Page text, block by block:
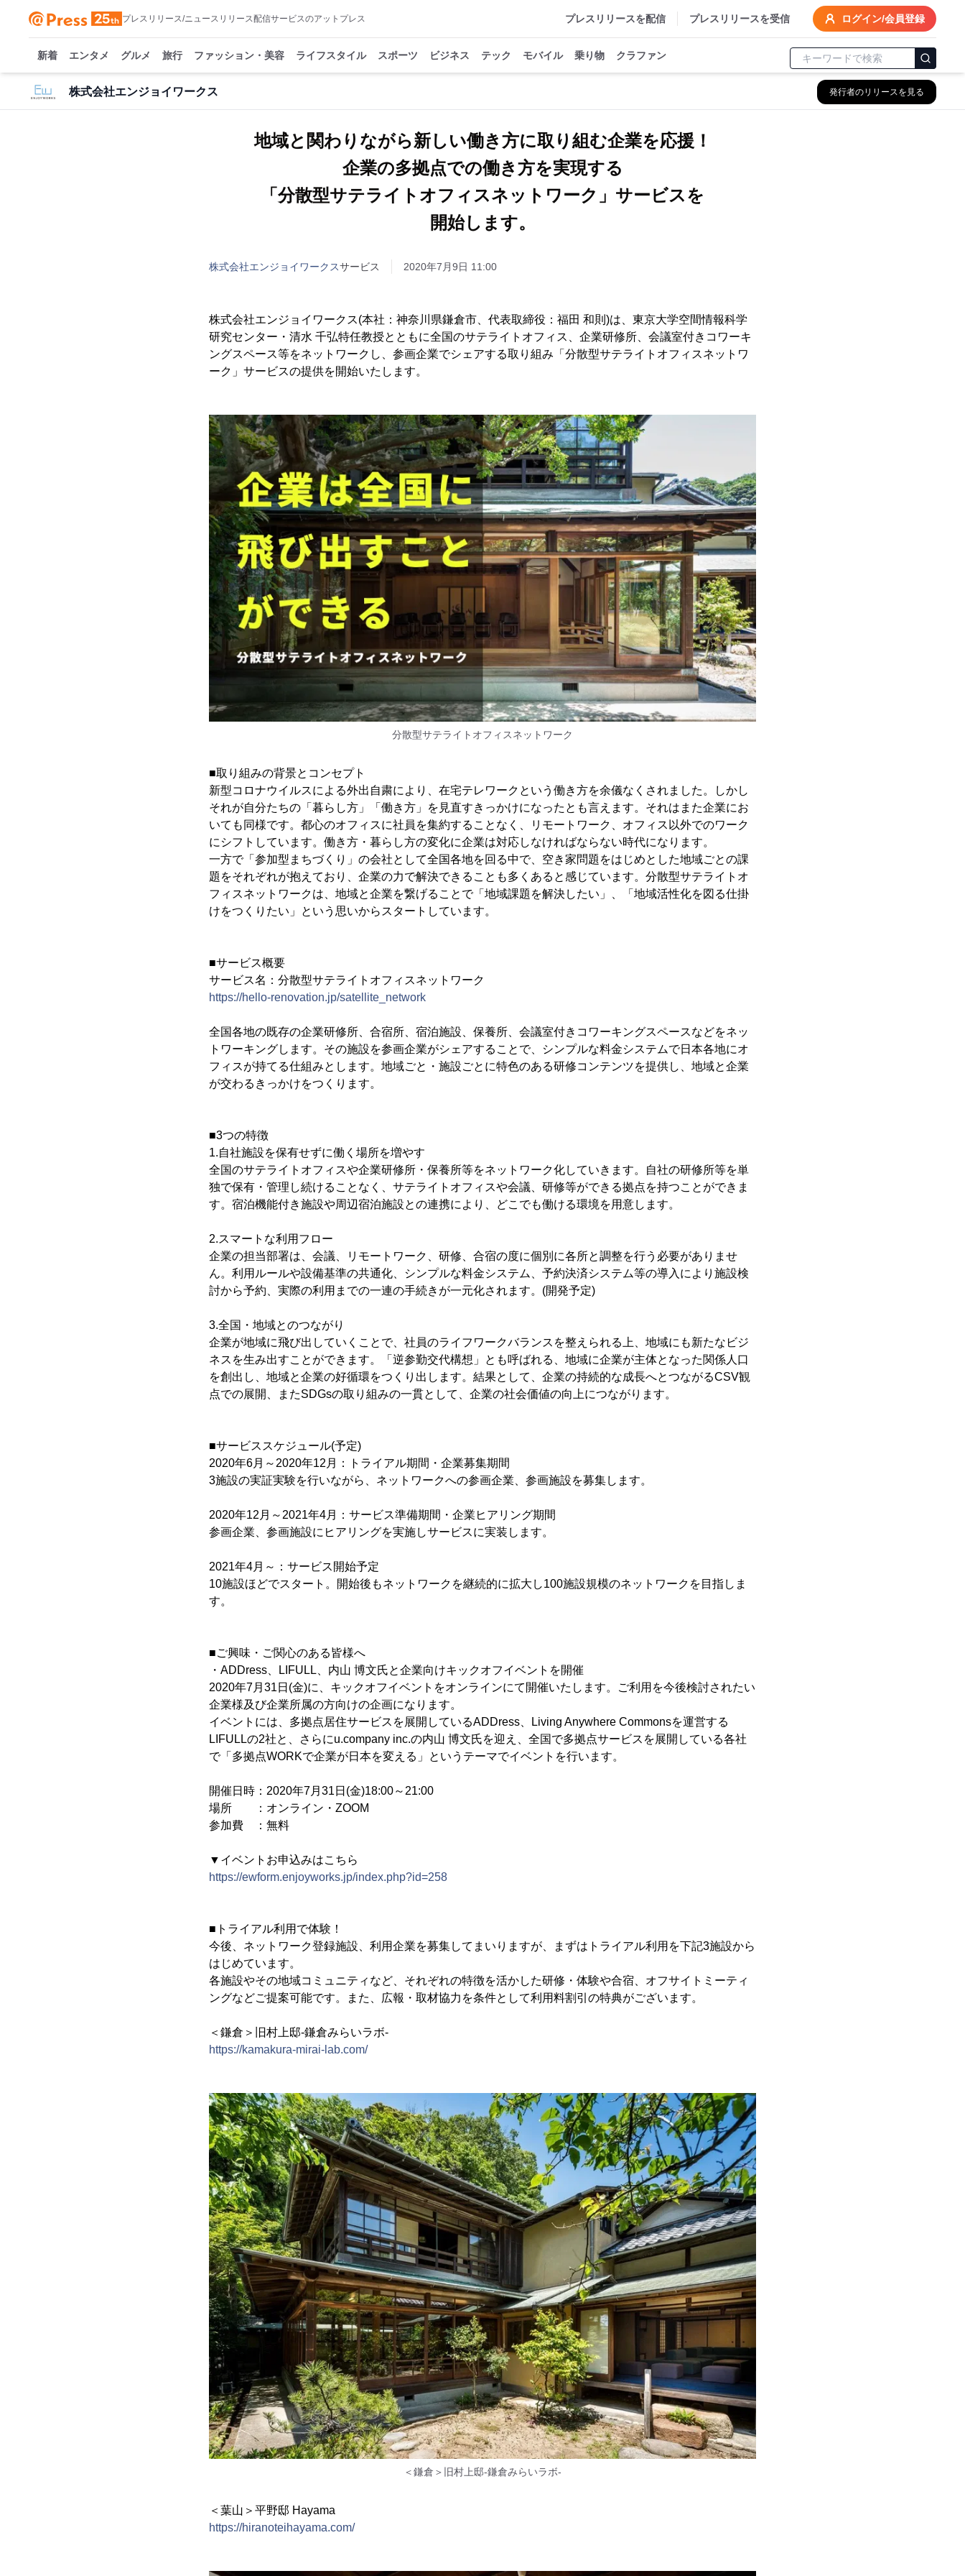
プレスリリース/ニュースリリース配信サービスのアットプレス プレスリリースを配信 プレスリリースを受信 ログイン/会員登録
新着 エンタメ グルメ 旅行 ファッション・美容 ライフスタイル スポーツ ビジネス テック モバイル 乗り物 クラファン
株式会社エンジョイワークス 発行者のリリースを見る
地域と関わりながら新しい働き方に取り組む企業を応援！
企業の多拠点での働き方を実現する
「分散型サテライトオフィスネットワーク」サービスを
開始します。
株式会社エンジョイワークスサービス 2020年7月9日 11:00
株式会社エンジョイワークス(本社：神奈川県鎌倉市、代表取締役：福田 和則)は、東京大学空間情報科学
研究センター・清水 千弘特任教授とともに全国のサテライトオフィス、企業研修所、会議室付きコワーキ
ングスペース等をネットワークし、参画企業でシェアする取り組み「分散型サテライトオフィスネットワ
ーク」サービスの提供を開始いたします。
分散型サテライトオフィスネットワーク
■取り組みの背景とコンセプト
新型コロナウイルスによる外出自粛により、在宅テレワークという働き方を余儀なくされました。しかし
それが自分たちの「暮らし方」「働き方」を見直すきっかけになったとも言えます。それはまた企業にお
いても同様です。都心のオフィスに社員を集約することなく、リモートワーク、オフィス以外でのワーク
にシフトしています。働き方・暮らし方の変化に企業は対応しなければならない時代になります。
一方で「参加型まちづくり」の会社として全国各地を回る中で、空き家問題をはじめとした地域ごとの課
題をそれぞれが抱えており、企業の力で解決できることも多くあると感じています。分散型サテライトオ
フィスネットワークは、地域と企業を繋げることで「地域課題を解決したい」、「地域活性化を図る仕掛
けをつくりたい」という思いからスタートしています。
■サービス概要
サービス名：分散型サテライトオフィスネットワーク
https://hello-renovation.jp/satellite_network
全国各地の既存の企業研修所、合宿所、宿泊施設、保養所、会議室付きコワーキングスペースなどをネッ
トワーキングします。その施設を参画企業がシェアすることで、シンプルな料金システムで日本各地にオ
フィスが持てる仕組みとします。地域ごと・施設ごとに特色のある研修コンテンツを提供し、地域と企業
が交わるきっかけをつくります。
■3つの特徴
1.自社施設を保有せずに働く場所を増やす
全国のサテライトオフィスや企業研修所・保養所等をネットワーク化していきます。自社の研修所等を単
独で保有・管理し続けることなく、サテライトオフィスや会議、研修等ができる拠点を持つことができま
す。宿泊機能付き施設や周辺宿泊施設との連携により、どこでも働ける環境を用意します。
2.スマートな利用フロー
企業の担当部署は、会議、リモートワーク、研修、合宿の度に個別に各所と調整を行う必要がありませ
ん。利用ルールや設備基準の共通化、シンプルな料金システム、予約決済システム等の導入により施設検
討から予約、実際の利用までの一連の手続きが一元化されます。(開発予定)
3.全国・地域とのつながり
企業が地域に飛び出していくことで、社員のライフワークバランスを整えられる上、地域にも新たなビジ
ネスを生み出すことができます。「逆参勤交代構想」とも呼ばれる、地域に企業が主体となった関係人口
を創出し、地域と企業の好循環をつくり出します。結果として、企業の持続的な成長へとつながるCSV観
点での展開、またSDGsの取り組みの一貫として、企業の社会価値の向上につながります。
■サービススケジュール(予定)
2020年6月～2020年12月：トライアル期間・企業募集期間
3施設の実証実験を行いながら、ネットワークへの参画企業、参画施設を募集します。
2020年12月～2021年4月：サービス準備期間・企業ヒアリング期間
参画企業、参画施設にヒアリングを実施しサービスに実装します。
2021年4月～：サービス開始予定
10施設ほどでスタート。開始後もネットワークを継続的に拡大し100施設規模のネットワークを目指しま
す。
■ご興味・ご関心のある皆様へ
・ADDress、LIFULL、内山 博文氏と企業向けキックオフイベントを開催
2020年7月31日(金)に、キックオフイベントをオンラインにて開催いたします。ご利用を今後検討されたい
企業様及び企業所属の方向けの企画になります。
イベントには、多拠点居住サービスを展開しているADDress、Living Anywhere Commonsを運営する
LIFULLの2社と、さらにu.company inc.の内山 博文氏を迎え、全国で多拠点サービスを展開している各社
で「多拠点WORKで企業が日本を変える」というテーマでイベントを行います。
開催日時：2020年7月31日(金)18:00～21:00
場所 ：オンライン・ZOOM
参加費 ：無料
▼イベントお申込みはこちら
https://ewform.enjoyworks.jp/index.php?id=258
■トライアル利用で体験！
今後、ネットワーク登録施設、利用企業を募集してまいりますが、まずはトライアル利用を下記3施設から
はじめています。
各施設やその地域コミュニティなど、それぞれの特徴を活かした研修・体験や合宿、オフサイトミーティ
ングなどご提案可能です。また、広報・取材協力を条件として利用料割引の特典がございます。
＜鎌倉＞旧村上邸-鎌倉みらいラボ-
https://kamakura-mirai-lab.com/
＜鎌倉＞旧村上邸-鎌倉みらいラボ-
＜葉山＞平野邸 Hayama
https://hiranoteihayama.com/